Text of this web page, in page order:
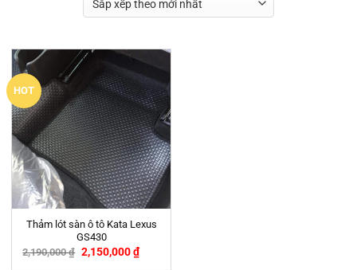
HOT
Thảm lót sàn ô tô Kata Lexus
GS430
2,190,000₫ 2,150,000₫